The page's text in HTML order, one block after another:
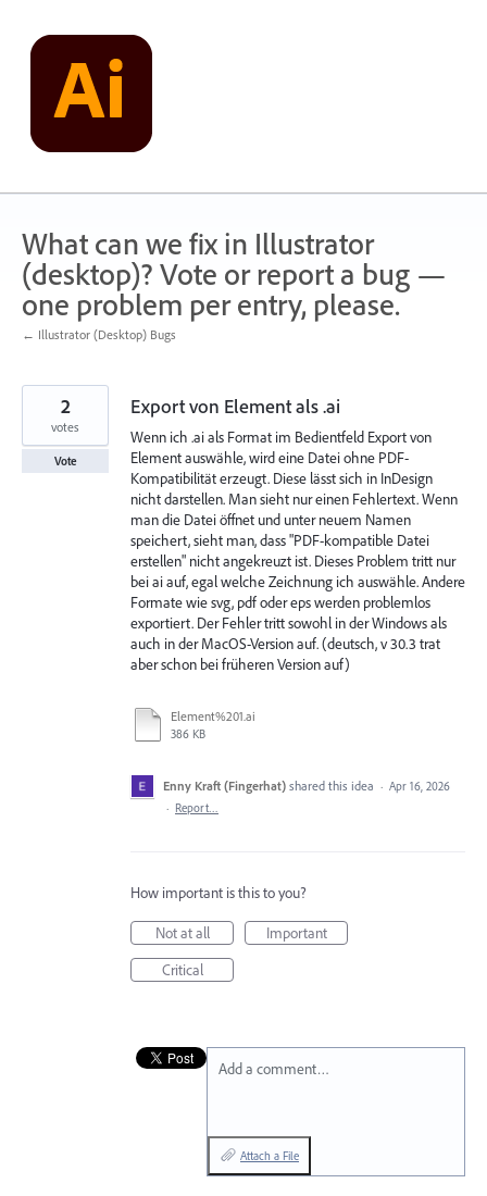
content
What can we fix in Illustrator
(desktop)? Vote or report a bug —
one problem per entry, please.
← Illustrator (Desktop) Bugs
Export von Element als .ai
Wenn ich .ai als Format im Bedientfeld Export von
Element auswähle, wird eine Datei ohne PDF-
Kompatibilität erzeugt. Diese lässt sich in InDesign
nicht darstellen. Man sieht nur einen Fehlertext. Wenn
man die Datei öffnet und unter neuem Namen
speichert, sieht man, dass "PDF-kompatible Datei
erstellen" nicht angekreuzt ist. Dieses Problem tritt nur
bei ai auf, egal welche Zeichnung ich auswähle. Andere
Formate wie svg, pdf oder eps werden problemlos
exportiert. Der Fehler tritt sowohl in der Windows als
auch in der MacOS-Version auf. (deutsch, v 30.3 trat
aber schon bei früheren Version auf)
Element%201.ai
386 KB
2
votes
Vote
Enny Kraft (Fingerhat) shared this idea · Apr 16, 2026
· Report…
How important is this to you?
Not at all
Important
Critical
Add a comment…
Attach a File